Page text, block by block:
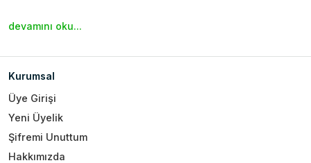
devamını oku...
Kurumsal
Üye Girişi
Yeni Üyelik
Şifremi Unuttum
Hakkımızda